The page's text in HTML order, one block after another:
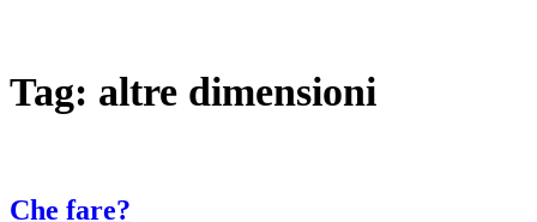
Tag: altre dimensioni
Che fare?